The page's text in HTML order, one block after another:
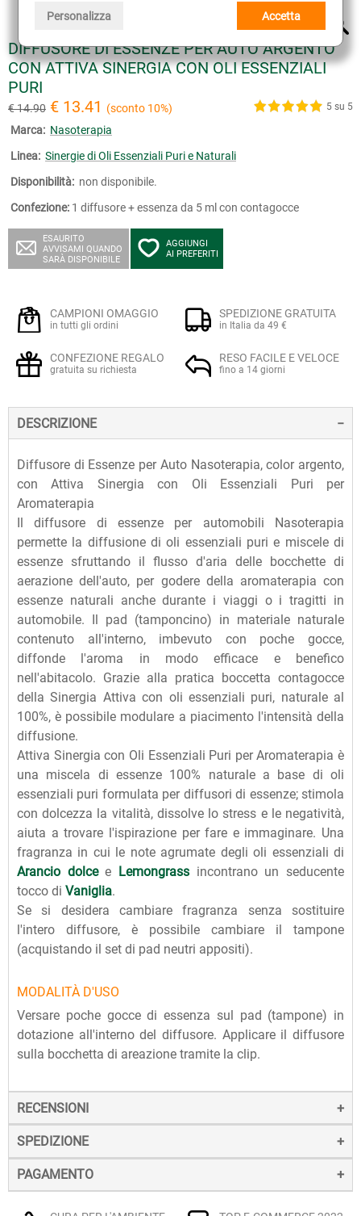
Personalizza Accetta
DIFFUSORE DI ESSENZE PER AUTO ARGENTO
CON ATTIVA SINERGIA CON OLI ESSENZIALI
PURI
€ 14.90 € 13.41 (sconto 10%) 5 su 5
Marca: Nasoterapia
Linea: Sinergie di Oli Essenziali Puri e Naturali
Disponibilità: non disponibile.
Confezione: 1 diffusore + essenza da 5 ml con contagocce
ESAURITO
AVVISAMI QUANDO
SARÀ DISPONIBILE
AGGIUNGI
AI PREFERITI
CAMPIONI OMAGGIO
in tutti gli ordini
SPEDIZIONE GRATUITA
in Italia da 49 €
CONFEZIONE REGALO
gratuita su richiesta
RESO FACILE E VELOCE
fino a 14 giorni
DESCRIZIONE
Diffusore di Essenze per Auto Nasoterapia, color argento,
con Attiva Sinergia con Oli Essenziali Puri per
Aromaterapia
Il diffusore di essenze per automobili Nasoterapia
permette la diffusione di oli essenziali puri e miscele di
essenze sfruttando il flusso d'aria delle bocchette di
aerazione dell'auto, per godere della aromaterapia con
essenze naturali anche durante i viaggi o i tragitti in
automobile. Il pad (tamponcino) in materiale naturale
contenuto all'interno, imbevuto con poche gocce,
diffonde l'aroma in modo efficace e benefico
nell'abitacolo. Grazie alla pratica boccetta contagocce
della Sinergia Attiva con oli essenziali puri, naturale al
100%, è possibile modulare a piacimento l'intensità della
diffusione.
Attiva Sinergia con Oli Essenziali Puri per Aromaterapia è
una miscela di essenze 100% naturale a base di oli
essenziali puri formulata per diffusori di essenze; stimola
con dolcezza la vitalità, dissolve lo stress e le negatività,
aiuta a trovare l'ispirazione per fare e immaginare. Una
fragranza in cui le note agrumate degli oli essenziali di
Arancio dolcee Lemongrass incontrano un seducente
tocco di Vaniglia.
Se si desidera cambiare fragranza senza sostituire
l'intero diffusore, è possibile cambiare il tampone
(acquistando il set di pad neutri appositi).
MODALITÀ D'USO
Versare poche gocce di essenza sul pad (tampone) in
dotazione all'interno del diffusore. Applicare il diffusore
sulla bocchetta di areazione tramite la clip.
RECENSIONI
SPEDIZIONE
La spedizione dei prodotti avviene entro 24 ore dall'ordine
(sabato e festivi esclusi), tramite corriere SDA.
PAGAMENTO
Il pagamento degli ordini può avvenire: